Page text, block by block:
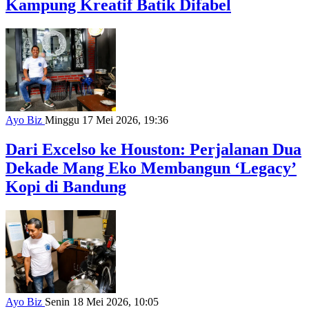
Kampung Kreatif Batik Difabel
Ayo Biz Minggu 17 Mei 2026, 19:36
Dari Excelso ke Houston: Perjalanan Dua
Dekade Mang Eko Membangun ‘Legacy’
Kopi di Bandung
Ayo Biz Senin 18 Mei 2026, 10:05